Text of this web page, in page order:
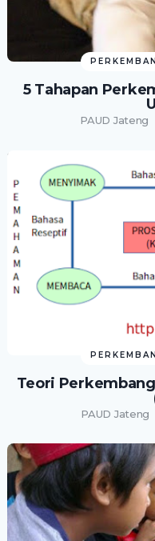
5 Tahapan
PAUD Jateng
Teori
PAUD Jateng